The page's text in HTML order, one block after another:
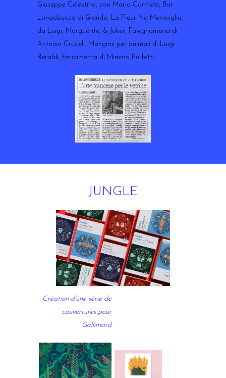
Giuseppe Celestino, con Maria-Carmela, Bar
Longobucco di Giando, La Fleur Na Meraviglia,
da Luigi, Marguerite, & Joker, Falegnameria di
Antonio Cruceli, Mangimi per animali di Luigi
Beraldi, Ferramenta di Mimmo Perfetti.
JUNGLE
Création d’une série de
couvertures pour
Gallimard